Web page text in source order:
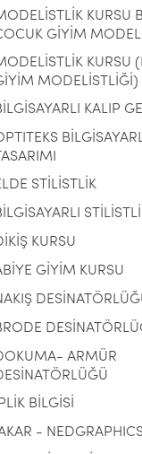
KURSU
GİYİM
KURSU
MODELİSTLİĞİ)
KALIP
TASARIMI
STİLİSTLİK
KURSU
GİYİM KURSU
ARMÜR
İPLİK BİLGİSİ
-